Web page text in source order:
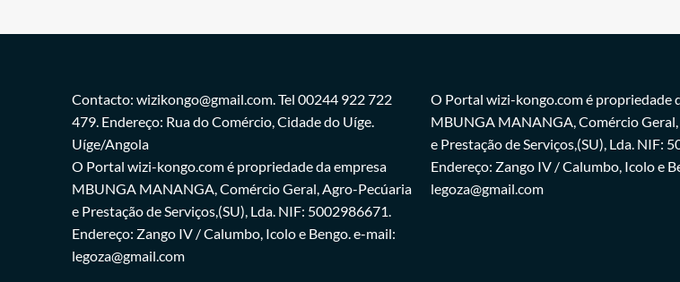
Contacto: wizikongo@gmail.com. Tel 00244 922 722
479. Endereço: Rua do Comércio, Cidade do Uíge.
Uíge/Angola
O Portal wizi-kongo.com é propriedade da empresa
MBUNGA MANANGA, Comércio Geral, Agro-Pecúaria
e Prestação de Serviços,(SU), Lda. NIF: 5002986671.
Endereço: Zango IV / Calumbo, Icolo e Bengo. e-mail:
legoza@gmail.com
O Portal wizi-kongo.com é propriedade
MBUNGA MANANGA, Comércio
e Prestação de Serviços,(SU), Lda. NIF:
Endereço: Zango IV / Calumbo, Icolo e
legoza@gmail.com